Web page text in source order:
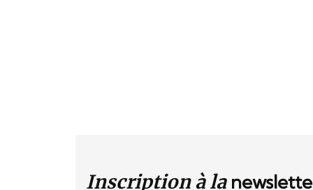
Inscription à la